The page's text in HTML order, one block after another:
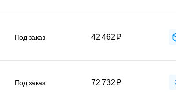
Под заказ 42 462 ₽
Под заказ 72 732 ₽